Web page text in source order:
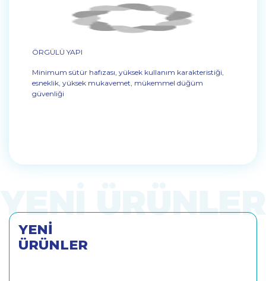
ÖRGÜLÜ YAPI
Minimum sütür hafızası, yüksek kullanım karakteristiği,
esneklik, yüksek mukavemet, mükemmel düğüm
güvenliği
YENİ
ÜRÜNLER